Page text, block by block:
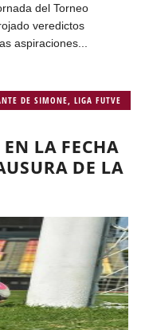
del Torneo
veredictos
aspiraciones...
DE SIMONE ,LIGA FUTVE
LA FECHA
DE LA